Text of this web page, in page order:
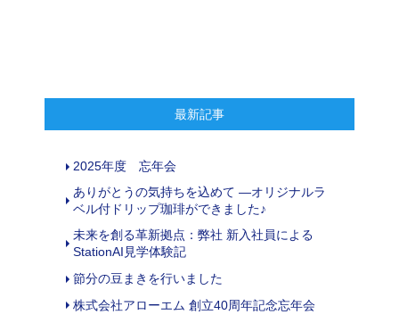
最新記事
2025年度 忘年会
ありがとうの気持ちを込めて ―オリジナルラ
ベル付ドリップ珈琲ができました♪
未来を創る革新拠点：弊社 新入社員による
StationAI見学体験記
節分の豆まきを行いました
株式会社アローエム 創立40周年記念忘年会